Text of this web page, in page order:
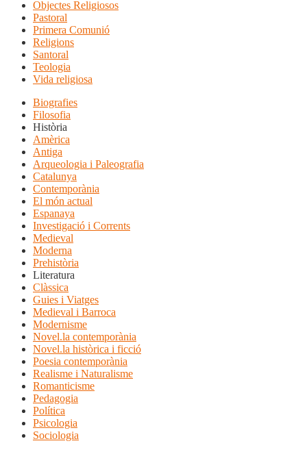
Objectes Religiosos
Pastoral
Primera Comunió
Religions
Santoral
Teologia
Vida religiosa
Biografies
Filosofia
Història
Amèrica
Antiga
Arqueologia i Paleografia
Catalunya
Contemporània
El món actual
Espanaya
Investigació i Corrents
Medieval
Moderna
Prehistòria
Literatura
Clàssica
Guies i Viatges
Medieval i Barroca
Modernisme
Novel.la contemporània
Novel.la històrica i ficció
Poesia contemporània
Realisme i Naturalisme
Romanticisme
Pedagogia
Política
Psicologia
Sociologia